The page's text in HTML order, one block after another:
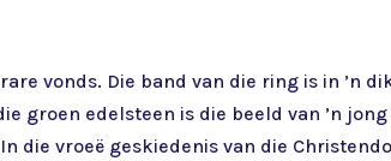
vonds. Die band van die ring is in ’n
groen edelsteen is die beeld van ’n
die vroeë geskiedenis van die